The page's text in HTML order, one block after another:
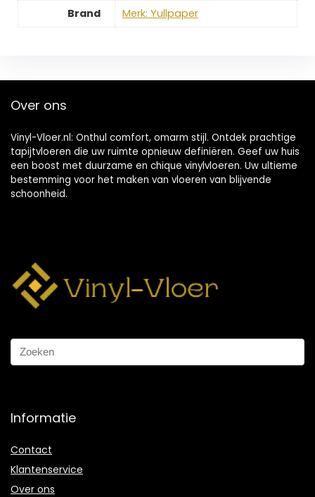
Brand Merk: Yullpaper
Over ons
Vinyl-Vloer.nl: Onthul comfort, omarm stijl. Ontdek prachtige
tapijtvloeren die uw ruimte opnieuw definiëren. Geef uw huis
een boost met duurzame en chique vinylvloeren. Uw ultieme
bestemming voor het maken van vloeren van blijvende
schoonheid.
Informatie
Contact
Klantenservice
Over ons